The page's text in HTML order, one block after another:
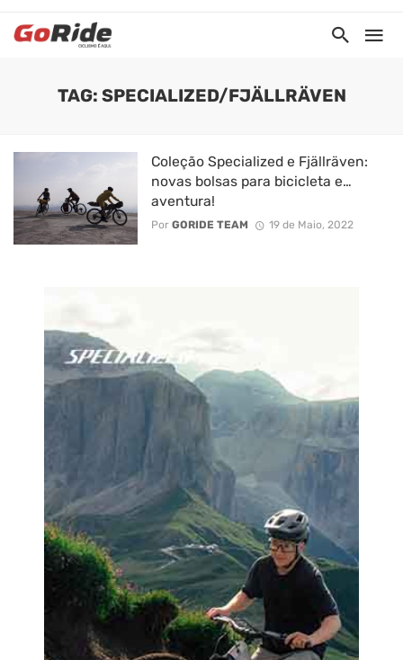
TAG: SPECIALIZED/FJÄLLRÄVEN
Coleção Specialized e Fjällräven:
novas bolsas para bicicleta e…
aventura!
Por GORIDE TEAM 19 de Maio, 2022